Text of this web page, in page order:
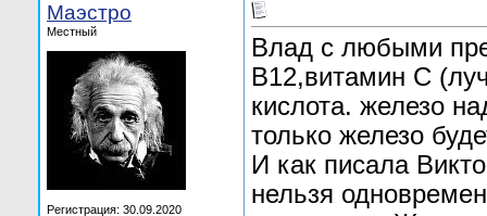
Маэстро
Местный
Регистрация: 30.09.2020
Влад с любыми
В12,витамин С
кислота. железо
только железо
И как писала
нельзя